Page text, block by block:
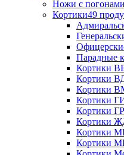
Ножи с погонами
Кортики49
Парадные
Кортики
Кортики
Кортики
Кортики
Кортики
Кортики
Кортики
Кортики